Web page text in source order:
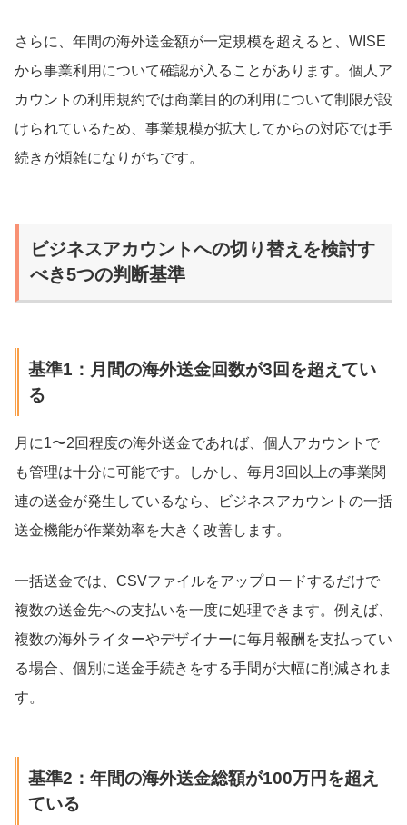
さらに、年間の海外送金額が一定規模を超えると、WISE
から事業利用について確認が入ることがあります。個人ア
カウントの利用規約では商業目的の利用について制限が設
けられているため、事業規模が拡大してからの対応では手
続きが煩雑になりがちです。
ビジネスアカウントへの切り替えを検討す
べき5つの判断基準
基準1：月間の海外送金回数が3回を超えてい
る
月に1〜2回程度の海外送金であれば、個人アカウントで
も管理は十分に可能です。しかし、毎月3回以上の事業関
連の送金が発生しているなら、ビジネスアカウントの一括
送金機能が作業効率を大きく改善します。
一括送金では、CSVファイルをアップロードするだけで
複数の送金先への支払いを一度に処理できます。例えば、
複数の海外ライターやデザイナーに毎月報酬を支払ってい
る場合、個別に送金手続きをする手間が大幅に削減されま
す。
基準2：年間の海外送金総額が100万円を超え
ている